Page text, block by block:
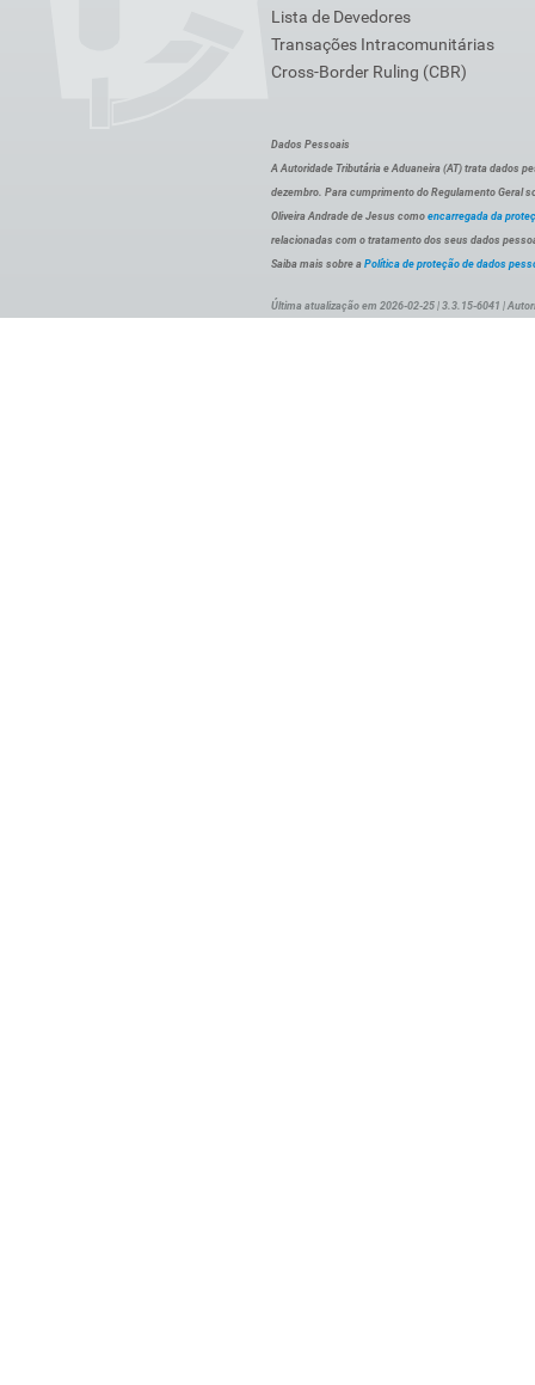
Lista de Devedores
Transações Intracomunitárias
Cross-Border Ruling (CBR)
Dados Pessoais
A Autoridade Tributária e Aduaneira (AT) trata dados
dezembro. Para cumprimento do Regulamento Geral
Oliveira Andrade de Jesus como encarregada da
relacionadas com o tratamento dos seus dados
Saiba mais sobre a Política de proteção de dados
Última atualização em 2026-02-25 | 3.3.15-6041 |